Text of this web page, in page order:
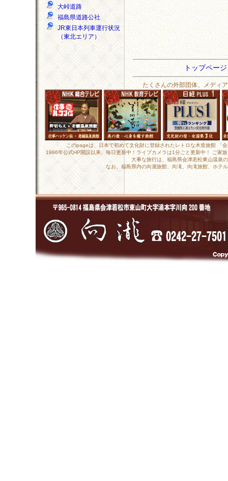
大峠道路
福島県道路公社
JR東日本列車運行状況
（東北エリア）
トップペー
たくさんの外部団体、メディ
このpageは、日本で初めて文化財に登録されたレトロな木造旅館
1996年公式HP開設以来、毎日更新中！ライブカメラは1分ごと更新中！ ご家
大事な旅行は、福島県会津若松東山温泉
なお、福島県内の向瀧旅館、向滝、向滝旅館、ホテ